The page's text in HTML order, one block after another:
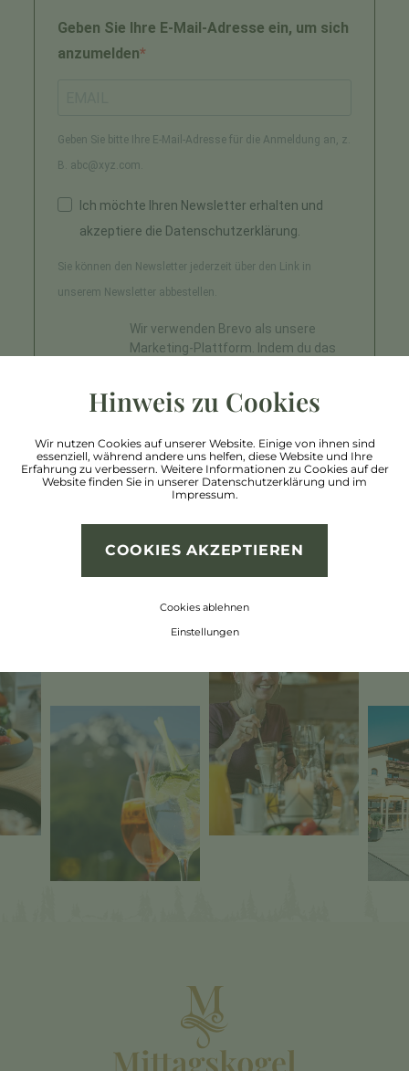
Geben Sie Ihre E-Mail-Adresse ein, um sich
anzumelden
Geben Sie bitte Ihre E-Mail-Adresse für die Anmeldung an, z.
B. abc@xyz.com.
Ich möchte Ihren Newsletter erhalten und
akzeptiere die Datenschutzerklärung.
Sie können den Newsletter jederzeit über den Link in
unserem Newsletter abbestellen.
Wir verwenden Brevo als unsere
Marketing-Plattform. Indem du das
angegebenen persönlichen
Bearbeitung übertragen werden
gemäß denDatenschutzrichtlinien
von Brevo.
ANMELDEN
Hinweis zu Cookies
Wir nutzen Cookies auf unserer Website. Einige von ihnen sind
essenziell, während andere uns helfen, diese Website und Ihre
Erfahrung zu verbessern. Weitere Informationen zu Cookies auf der
Website finden Sie in unserer Datenschutzerklärung und im
Impressum.
COOKIES AKZEPTIEREN
Cookies ablehnen
Einstellungen